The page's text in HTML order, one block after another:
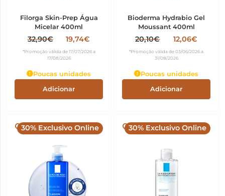
Filorga Skin-Prep Água
Micelar 400ml
32,90€ 19,74€
*Promoção válida de 17/07/2026 a
17/08/2026
Poucas unidades
Adicionar
Bioderma Hydrabio Gel
Moussant 400ml
20,10€ 12,06€
*Promoção válida de 03/06/2026 a
31/08/2026
Poucas unidades
Adicionar
30% Exclusivo Online 30% Exclusivo Online